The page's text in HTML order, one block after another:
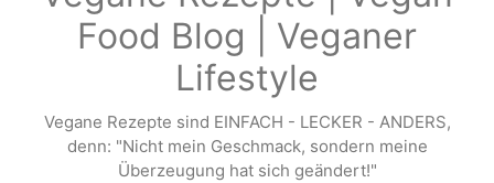
Food Blog | Veganer
Lifestyle
Vegane Rezepte sind EINFACH - LECKER - ANDERS,
denn: "Nicht mein Geschmack, sondern meine
Überzeugung hat sich geändert!"